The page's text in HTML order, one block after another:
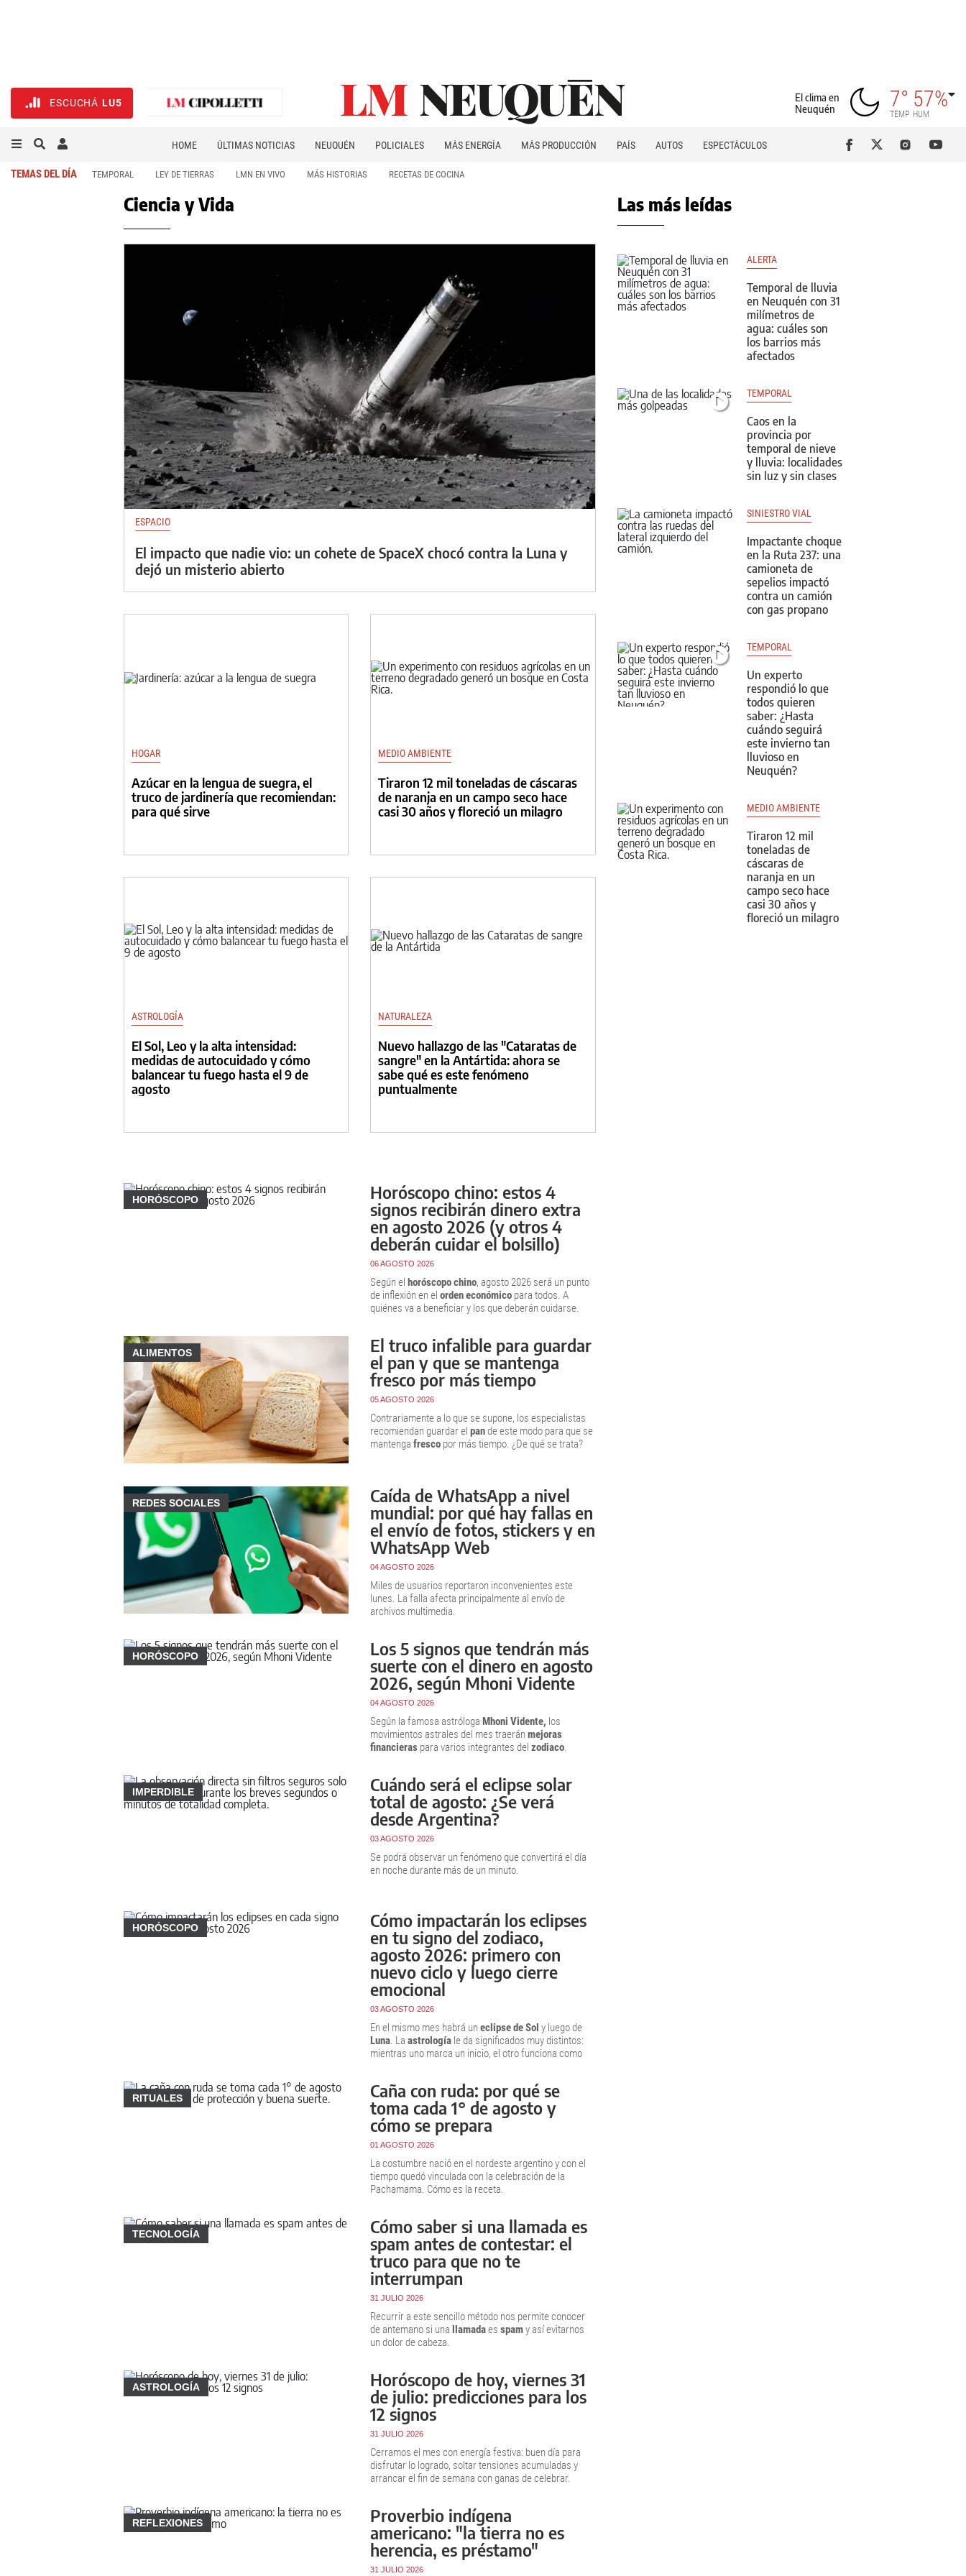
ESCUCHÁ LU5
El clima en
Neuquén
7°
TEMP
57%
HUM
HOME ÚLTIMAS NOTICIAS NEUQUÉN POLICIALES MÁS ENERGÍA MÁS PRODUCCIÓN PAÍS AUTOS
ESPECTÁCULOS
TEMAS DEL DÍA TEMPORAL LEY DE TIERRAS LMN EN VIVO MÁS HISTORIAS RECETAS DE COCINA
Ciencia y Vida
ESPACIO
El impacto que nadie vio: un cohete de SpaceX chocó contra la Luna y
dejó un misterio abierto
HOGAR
Azúcar en la lengua de suegra, el
truco de jardinería que recomiendan:
para qué sirve
MEDIO AMBIENTE
Tiraron 12 mil toneladas de cáscaras
de naranja en un campo seco hace
casi 30 años y floreció un milagro
ASTROLOGÍA
El Sol, Leo y la alta intensidad:
medidas de autocuidado y cómo
balancear tu fuego hasta el 9 de
agosto
NATURALEZA
Nuevo hallazgo de las "Cataratas de
sangre" en la Antártida: ahora se
sabe qué es este fenómeno
puntualmente
HORÓSCOPO
Horóscopo chino: estos 4
signos recibirán dinero extra
en agosto 2026 (y otros 4
deberán cuidar el bolsillo)
06 AGOSTO 2026
Según el horóscopo chino, agosto 2026 será un punto
de inflexión en elorden económico para todos. A
quiénes va a beneficiar y los que deberán cuidarse.
ALIMENTOS
El truco infalible para guardar
el pan y que se mantenga
fresco por más tiempo
05 AGOSTO 2026
Contrariamente a lo que se supone, los especialistas
recomiendan guardar elpande este modo para que se
mantengafresco por más tiempo. ¿De qué se trata?
REDES SOCIALES
Caída de WhatsApp a nivel
mundial: por qué hay fallas en
el envío de fotos, stickers y en
WhatsApp Web
04 AGOSTO 2026
Miles de usuarios reportaron inconvenientes este
lunes. La falla afecta principalmente al envío de
archivos multimedia.
HORÓSCOPO
Los 5 signos que tendrán más
suerte con el dinero en agosto
2026, según Mhoni Vidente
04 AGOSTO 2026
Según la famosa astróloga Mhoni Vidente, los
movimientos astrales del mes traeránmejoras
financieras para varios integrantes delzodiaco.
IMPERDIBLE
Cuándo será el eclipse solar
total de agosto: ¿Se verá
desde Argentina?
03 AGOSTO 2026
Se podrá observar un fenómeno que convertirá el día
en noche durante más de un minuto.
HORÓSCOPO
Cómo impactarán los eclipses
en tu signo del zodiaco,
agosto 2026: primero con
nuevo ciclo y luego cierre
emocional
03 AGOSTO 2026
En el mismo mes habrá un eclipse de Soly luego de
Luna. Laastrología le da significados muy distintos:
mientras uno marca un inicio, el otro funciona como
RITUALES
Caña con ruda: por qué se
toma cada 1° de agosto y
cómo se prepara
01 AGOSTO 2026
La costumbre nació en el nordeste argentino y con el
tiempo quedó vinculada con la celebración de la
Pachamama. Cómo es la receta.
TECNOLOGÍA
Cómo saber si una llamada es
spam antes de contestar: el
truco para que no te
interrumpan
31 JULIO 2026
Recurrir a este sencillo método nos permite conocer
de antemano si unallamadaesspamy así evitarnos
un dolor de cabeza.
ASTROLOGÍA
Horóscopo de hoy, viernes 31
de julio: predicciones para los
12 signos
31 JULIO 2026
Cerramos el mes con energía festiva: buen día para
disfrutar lo logrado, soltar tensiones acumuladas y
arrancar el fin de semana con ganas de celebrar.
REFLEXIONES
Proverbio indígena
americano: "la tierra no es
herencia, es préstamo"
31 JULIO 2026
Las más leídas
ALERTA
Temporal de lluvia
en Neuquén con 31
milímetros de
agua: cuáles son
los barrios más
afectados
TEMPORAL
Caos en la
provincia por
temporal de nieve
y lluvia: localidades
sin luz y sin clases
SINIESTRO VIAL
Impactante choque
en la Ruta 237: una
camioneta de
sepelios impactó
contra un camión
con gas propano
TEMPORAL
Un experto
respondió lo que
todos quieren
saber: ¿Hasta
cuándo seguirá
este invierno tan
lluvioso en
Neuquén?
MEDIO AMBIENTE
Tiraron 12 mil
toneladas de
cáscaras de
naranja en un
campo seco hace
casi 30 años y
floreció un milagro